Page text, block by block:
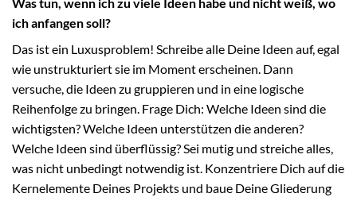
ich anfangen soll?
Das ist ein Luxusproblem! Schreibe alle Deine Ideen auf, egal
wie unstrukturiert sie im Moment erscheinen. Dann
versuche, die Ideen zu gruppieren und in eine logische
Reihenfolge zu bringen. Frage Dich: Welche Ideen sind die
wichtigsten? Welche Ideen unterstützen die anderen?
Welche Ideen sind überflüssig? Sei mutig und streiche alles,
was nicht unbedingt notwendig ist. Konzentriere Dich auf die
Kernelemente Deines Projekts und baue Deine Gliederung